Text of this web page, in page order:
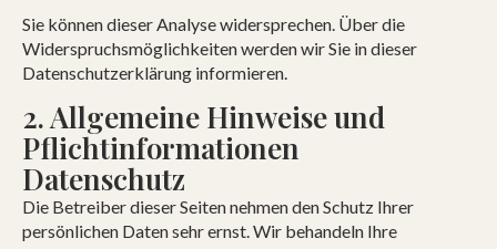
Sie können dieser Analyse widersprechen. Über die
Widerspruchsmöglichkeiten werden wir Sie in dieser
Datenschutzerklärung informieren.
2. Allgemeine Hinweise und
Pflichtinformationen
Datenschutz
Die Betreiber dieser Seiten nehmen den Schutz Ihrer
persönlichen Daten sehr ernst. Wir behandeln Ihre